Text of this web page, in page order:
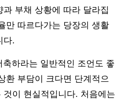
부채 상황에 따라 달라집
만 따르다가는 당장의 생활
다.
하라는 일반적인 조언도 좋
환 부담이 크다면 단계적으
것이 현실적입니다. 처음에는